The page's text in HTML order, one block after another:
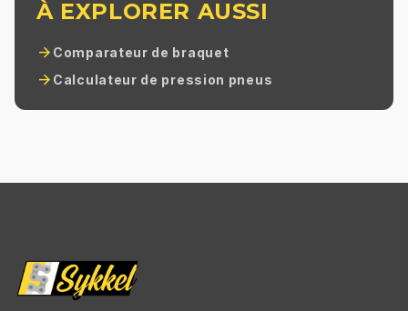
À EXPLORER AUSSI
arrow_forward Comparateur de braquet
arrow_forward Calculateur de pression pneus